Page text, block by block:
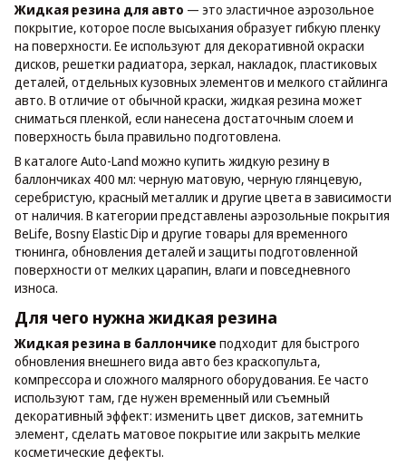
Жидкая резина для авто — это эластичное аэрозольное
покрытие, которое после высыхания образует гибкую пленку
на поверхности. Ее используют для декоративной окраски
дисков, решетки радиатора, зеркал, накладок, пластиковых
деталей, отдельных кузовных элементов и мелкого стайлинга
авто. В отличие от обычной краски, жидкая резина может
сниматься пленкой, если нанесена достаточным слоем и
поверхность была правильно подготовлена.
В каталоге Auto-Land можно купить жидкую резину в
баллончиках 400 мл: черную матовую, черную глянцевую,
серебристую, красный металлик и другие цвета в зависимости
от наличия. В категории представлены аэрозольные покрытия
BeLife, Bosny Elastic Dip и другие товары для временного
тюнинга, обновления деталей и защиты подготовленной
поверхности от мелких царапин, влаги и повседневного
износа.
Для чего нужна жидкая резина
Жидкая резина в баллончике подходит для быстрого
обновления внешнего вида авто без краскопульта,
компрессора и сложного малярного оборудования. Ее часто
используют там, где нужен временный или съемный
декоративный эффект: изменить цвет дисков, затемнить
элемент, сделать матовое покрытие или закрыть мелкие
косметические дефекты.